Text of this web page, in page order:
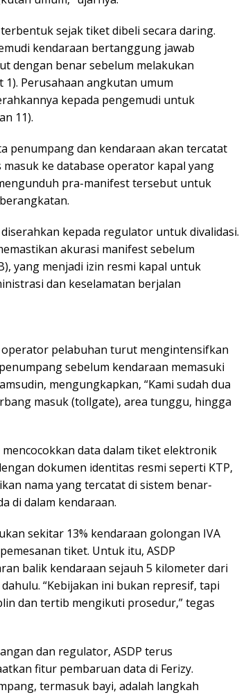
sejak tiket dibeli secara daring.
kendaraan bertanggung jawab
dengan benar sebelum melakukan
1). Perusahaan angkutan umum
kepada pengemudi untuk
11).
penumpang dan kendaraan akan tercatat
ke database operator kapal yang
pra-manifest tersebut untuk
kepada regulator untuk divalidasi.
akurasi manifest sebelum
yang menjadi izin resmi kapal untuk
dan keselamatan berjalan
operator pelabuhan turut mengintensifkan
sebelum kendaraan memasuki
mengungkapkan, “Kami sudah dua
masuk (tollgate), area tunggu, hingga
data dalam tiket elektronik
dokumen identitas resmi seperti KTP,
nama yang tercatat di sistem benar-
di dalam kendaraan.
sekitar 13% kendaraan golongan IVA
tiket. Untuk itu, ASDP
balik kendaraan sejauh 5 kilometer dari
“Kebijakan ini bukan represif, tapi
dan tertib mengikuti prosedur,” tegas
dan regulator, ASDP terus
fitur pembaruan data di Ferizy.
termasuk bayi, adalah langkah